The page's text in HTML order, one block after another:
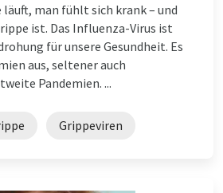
man fühlt sich krank – und
ist. Das Influenza-Virus ist
für unsere Gesundheit. Es
aus, seltener auch
Pandemien. ...
Grippeviren